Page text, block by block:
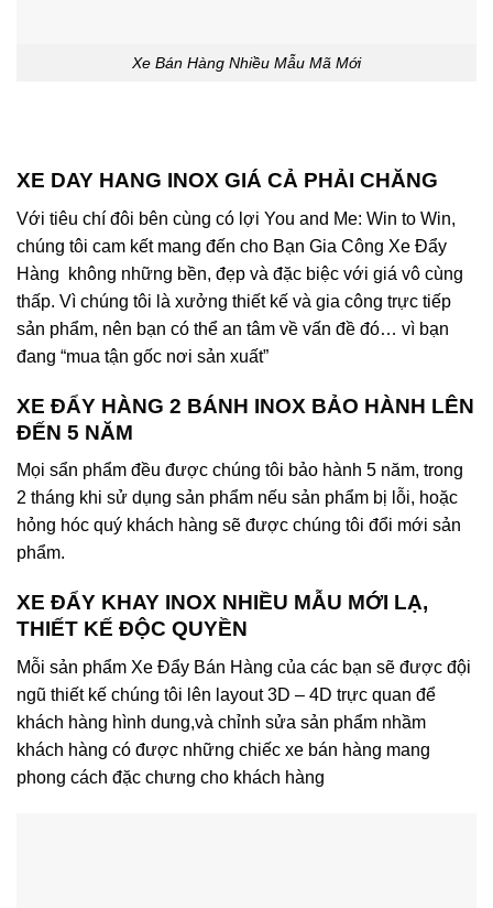
Xe Bán Hàng Nhiều Mẫu Mã Mới
XE DAY HANG INOX GIÁ CẢ PHẢI CHĂNG
Với tiêu chí đôi bên cùng có lợi You and Me: Win to Win,
chúng tôi cam kết mang đến cho Bạn Gia Công Xe Đẩy
Hàng không những bền, đẹp và đặc biệc với giá vô cùng
thấp. Vì chúng tôi là xưởng thiết kế và gia công trực tiếp
sản phẩm, nên bạn có thể an tâm về vấn đề đó… vì bạn
đang “mua tận gốc nơi sản xuất”
XE ĐẨY HÀNG 2 BÁNH INOX BẢO HÀNH LÊN
ĐẾN 5 NĂM
Mọi sẩn phẩm đều được chúng tôi bảo hành 5 năm, trong
2 tháng khi sử dụng sản phẩm nếu sản phẩm bị lỗi, hoặc
hỏng hóc quý khách hàng sẽ được chúng tôi đổi mới sản
phẩm.
XE ĐẨY KHAY INOX NHIỀU MẪU MỚI LẠ,
THIẾT KẾ ĐỘC QUYỀN
Mỗi sản phẩm Xe Đẩy Bán Hàng của các bạn sẽ được đội
ngũ thiết kế chúng tôi lên layout 3D – 4D trực quan để
khách hàng hình dung,và chỉnh sửa sản phẩm nhầm
khách hàng có được những chiếc xe bán hàng mang
phong cách đặc chưng cho khách hàng